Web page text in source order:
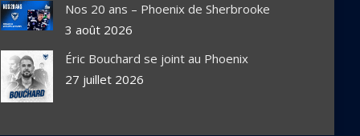
Nos 20 ans – Phoenix de Sherbrooke
3 août 2026
Éric Bouchard se joint au Phoenix
27 juillet 2026